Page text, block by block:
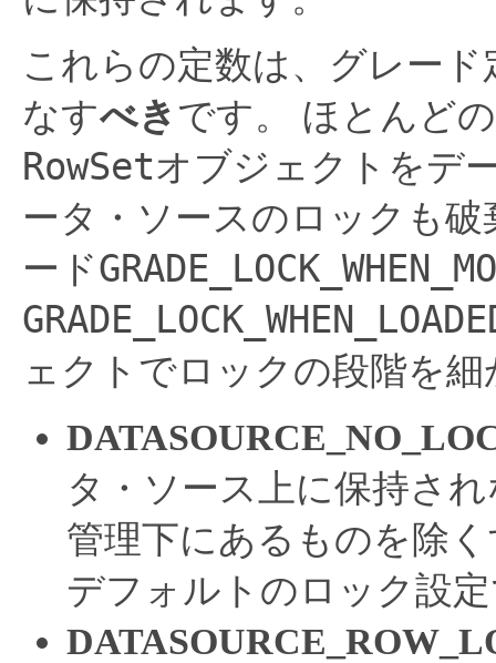
これらの定数は、グレー
なすべきです。 ほとんど
RowSetオブジェクトをデ
ータ・ソースのロックも
ード
ェクトでロックの段階を
タ・ソース上に保持さ
管理下にあるものを除
デフォルトのロック設